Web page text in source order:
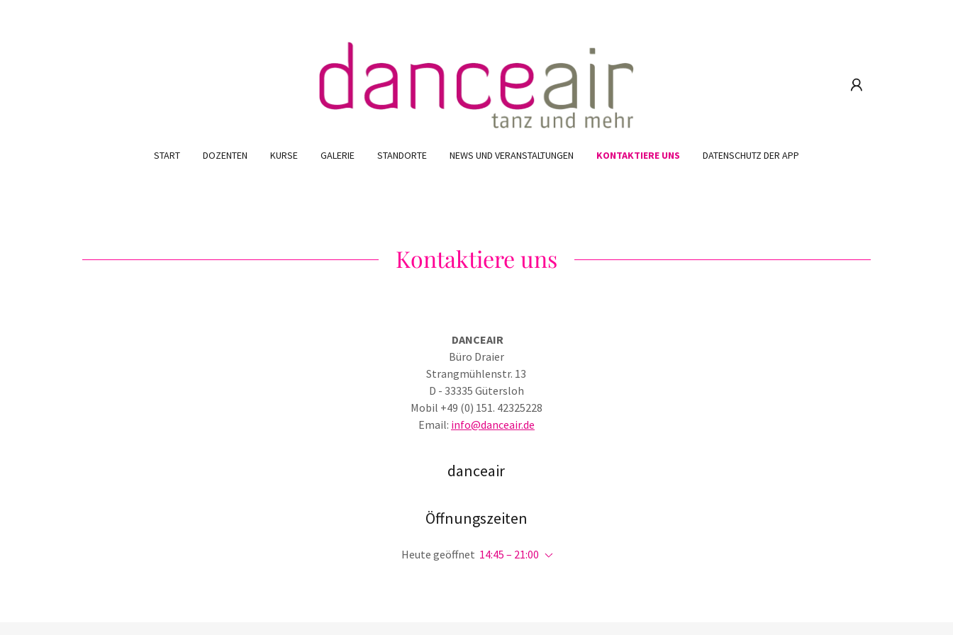
START DOZENTEN KURSE GALERIE STANDORTE NEWS UND VERANSTALTUNGEN KONTAKTIERE UNS DATENSCHUTZ DER APP
Kontaktiere uns
DANCEAIR
Büro Draier
Strangmühlenstr. 13
D - 33335 Gütersloh
Mobil +49 (0) 151. 42325228
Email: info@danceair.de
danceair
Öffnungszeiten
Heute geöffnet 14:45 – 21:00